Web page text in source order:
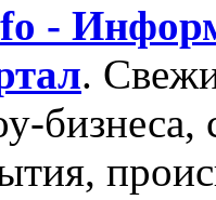
-
.
бизнеса,